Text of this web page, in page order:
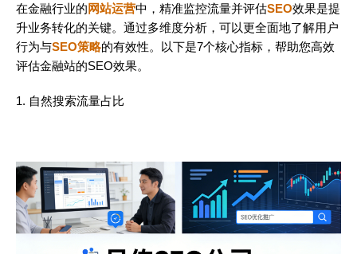
在金融行业的 网站运营中，精准监控流量并评估SEO效果是提
升业务转化的关键。通过多维度分析，可以更全面地了解用户
行为与SEO策略的有效性。以下是7个核心指标，帮助您高效
评估金融站的SEO效果。
1. 自然搜索流量占比